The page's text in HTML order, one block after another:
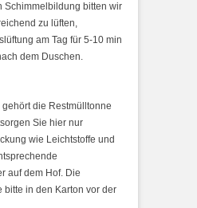
Schimmelbildung bitten wir
zu lüften,
am Tag für 5-10 min
dem Duschen.
die Restmülltonne
Sie hier nur
wie Leichtstoffe und
auf dem Hof. Die
bitte in den Karton vor der